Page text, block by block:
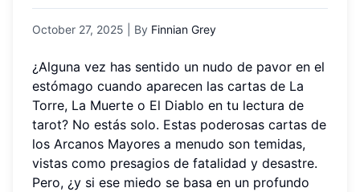
October 27, 2025 | By Finnian Grey
¿Alguna vez has sentido un nudo de pavor en el
estómago cuando aparecen las cartas de La
Torre, La Muerte o El Diablo en tu lectura de
tarot? No estás solo. Estas poderosas cartas de
los Arcanos Mayores a menudo son temidas,
vistas como presagios de fatalidad y desastre.
Pero, ¿y si ese miedo se basa en un profundo